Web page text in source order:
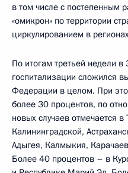
в том числе с постепенным
«омикрон» по территории
циркулированием в
По итогам третьей недели в
госпитализации сложился
Федерации в целом. При
более 30 процентов, по
новых случаев отмечается
Калининградской,
Адыгея, Калмыкия,
Более 40 процентов – в